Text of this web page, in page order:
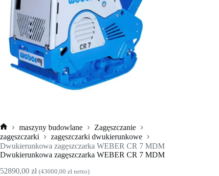
Strona
główna
maszyny budowlane
Zagęszczanie
zagęszczarki
zagęszczarki dwukierunkowe
Dwukierunkowa zagęszczarka WEBER CR 7 MDM
Dwukierunkowa zagęszczarka WEBER CR 7 MDM
52890,00 zł (43000,00 zł netto)